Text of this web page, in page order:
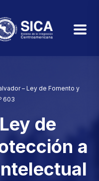
– Ley de Fomento y
603
de
a